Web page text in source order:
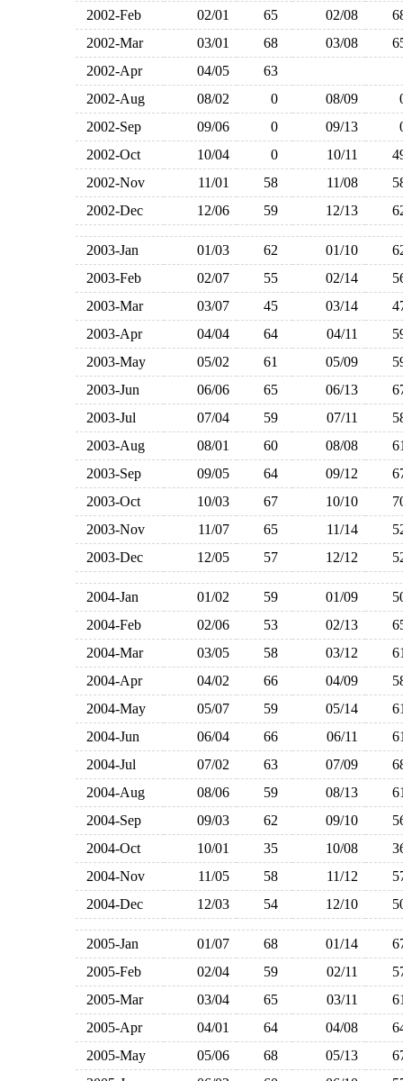
2002-Feb
02/01 65 02/08
2002-Mar
03/01 68 03/08
2002-Apr
04/05
63
2002-Aug
08/02 0 08/09
2002-Sep
09/06 0 09/13
2002-Oct
10/04 0 10/11
2002-Nov
11/01 58 11/08
2002-Dec
12/06 59 12/13
2003-Jan 01/03 62 01/10
2003-Feb
02/07 55 02/14
2003-Mar
03/07 45 03/14
2003-Apr
04/04 64 04/11
2003-May
05/02 61 05/09
2003-Jun
06/06 65 06/13
2003-Jul
07/04 59 07/11
2003-Aug
08/01 60 08/08
2003-Sep
09/05 64 09/12
2003-Oct
10/03 67 10/10
2003-Nov
11/07 65 11/14
2003-Dec
12/05 57 12/12
2004-Jan 01/02 59 01/09
2004-Feb
02/06 53 02/13
2004-Mar
03/05 58 03/12
2004-Apr
04/02 66 04/09
2004-May
05/07 59 05/14
2004-Jun
06/04 66 06/11
2004-Jul
07/02 63 07/09
2004-Aug
08/06 59 08/13
2004-Sep
09/03 62 09/10
2004-Oct
10/01 35 10/08
2004-Nov
11/05 58 11/12
2004-Dec
12/03 54 12/10
2005-Jan 01/07 68 01/14
2005-Feb
02/04 59 02/11
2005-Mar
03/04 65 03/11
2005-Apr
04/01 64 04/08
2005-May
05/06 68 05/13